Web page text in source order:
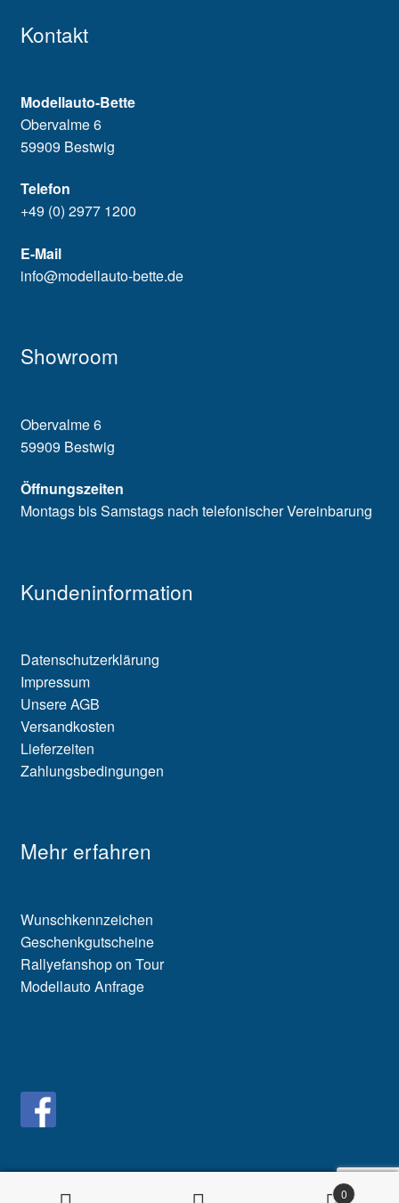
Kontakt
Modellauto-Bette
Obervalme 6
59909 Bestwig
Telefon
+49 (0) 2977 1200
E-Mail
info@modellauto-bette.de
Showroom
Obervalme 6
59909 Bestwig
Öffnungszeiten
Montags bis Samstags nach telefonischer Vereinbarung
Kundeninformation
Datenschutzerklärung
Impressum
Unsere AGB
Versandkosten
Lieferzeiten
Zahlungsbedingungen
Mehr erfahren
Wunschkennzeichen
Geschenkgutscheine
Rallyefanshop on Tour
Modellauto Anfrage
0